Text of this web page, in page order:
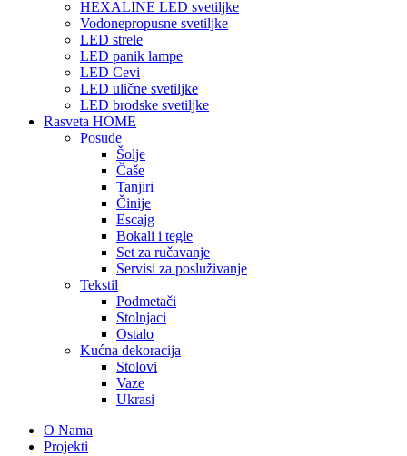
HEXALINE LED svetiljke
Vodonepropusne svetiljke
LED strele
LED panik lampe
LED Cevi
LED ulične svetiljke
LED brodske svetiljke
Rasveta HOME
Posuđe
Šolje
Čaše
Tanjiri
Činije
Escajg
Bokali i tegle
Set za ručavanje
Servisi za posluživanje
Tekstil
Podmetači
Stolnjaci
Ostalo
Kućna dekoracija
Stolovi
Vaze
Ukrasi
O Nama
Projekti